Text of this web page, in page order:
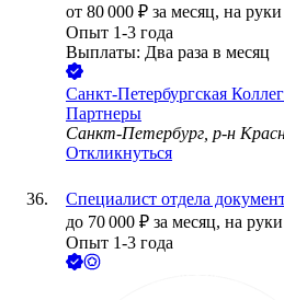
от 80 000 ₽ за месяц, на руки
Опыт 1-3 года
Выплаты: Два раза в месяц
Санкт-Петербургская
Партнеры
Санкт-Петербург, р-н
Откликнуться
Специалист отдела
до 70 000 ₽ за месяц, на руки
Опыт 1-3 года